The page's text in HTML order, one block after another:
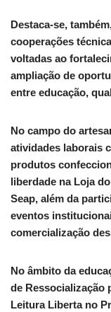
Destaca-se,
cooperações
voltadas ao
ampliação de
entre educação,
No campo do
atividades laborais
produtos
liberdade na Loja
Seap, além da
eventos
comercialização
No âmbito da
de Ressocialização
Leitura Liberta no